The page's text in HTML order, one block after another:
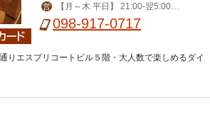
営
【月～木 平日】 21:00-翌5:00
【その他】19:00-翌6:00
098-917-0717
エスプリコートビル５階・大人数で楽しめるダイ